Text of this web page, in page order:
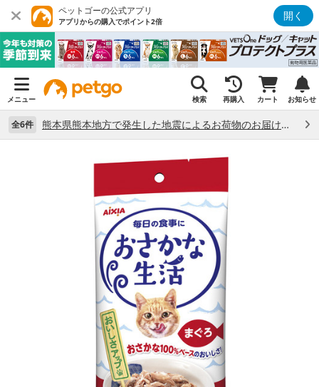
ペットゴーの公式アプリ
アプリからの購入でポイント2倍 開く
メニュー 検索 再購入 カート お知らせ
全6件 熊本県熊本地方で発生した地震によるお荷物のお届け状況について （7/28）